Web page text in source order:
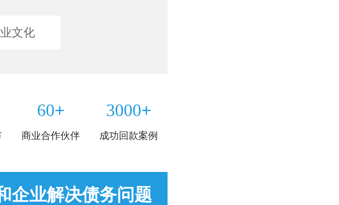
文化
60+
商业合作伙伴
3000+
成功回款案例
企业解决债务问题